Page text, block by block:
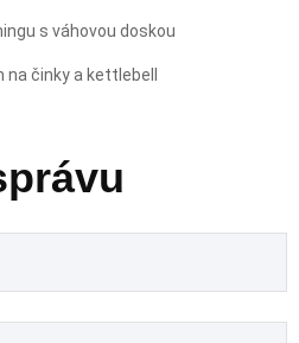
s váhovou doskou
činky a kettlebell